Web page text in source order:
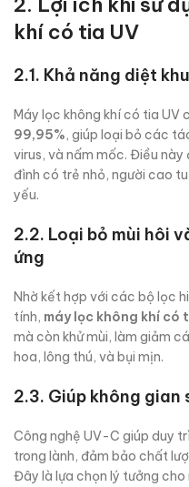
khí có tia UV
2.1. Khả năng diệt
Máy lọc không khí có tia UV
99,95%, giúp loại bỏ các
virus, và nấm mốc. Điều
đình có trẻ nhỏ, người cao
yếu.
2.2. Loại bỏ mùi hôi
ứng
Nhờ kết hợp với các bộ lọc
tính, máy lọc không khí có
mà còn khử mùi, làm giảm
hoa, lông thú, và bụi mịn.
2.3. Giúp không
Công nghệ UV-C giúp duy
trong lành, đảm bảo chất
Đây là lựa chọn lý tưởng cho